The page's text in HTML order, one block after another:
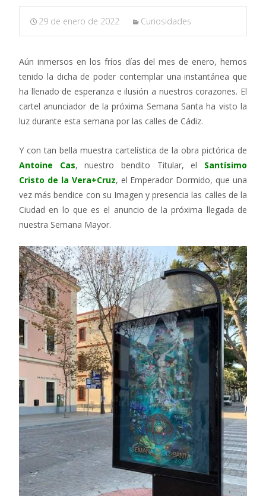
29 de enero de 2022 Curiosidades
Aún inmersos en los fríos días del mes de enero, hemos
tenido la dicha de poder contemplar una instantánea que
ha llenado de esperanza e ilusión a nuestros corazones. El
cartel anunciador de la próxima Semana Santa ha visto la
luz durante esta semana por las calles de Cádiz.
Y con tan bella muestra cartelística de la obra pictórica de
Antoine Cas, nuestro bendito Titular, el Santísimo
Cristo de la Vera+Cruz, el Emperador Dormido, que una
vez más bendice con su Imagen y presencia las calles de la
Ciudad en lo que es el anuncio de la próxima llegada de
nuestra Semana Mayor.